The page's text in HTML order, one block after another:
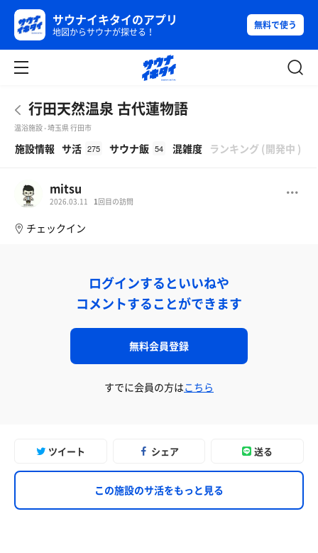
サウナイキタイのアプリ
地図からサウナが探せる！
無料で使う
行田天然温泉 古代蓮物語
温浴施設 - 埼玉県 行田市
施設情報 サ活 275 サウナ飯 54 混雑度 ランキング (開発中 )
mitsu
2026.03.11 1 回目の訪問
チェックイン
ログインするといいねや
コメントすることができます
無料会員登録
すでに会員の方はこちら
ツイート シェア 送る
この施設のサ活をもっと見る